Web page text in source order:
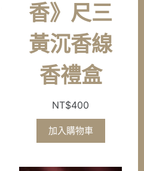
香》尺三
黃沉香線
香禮盒
NT$400
加入購物車